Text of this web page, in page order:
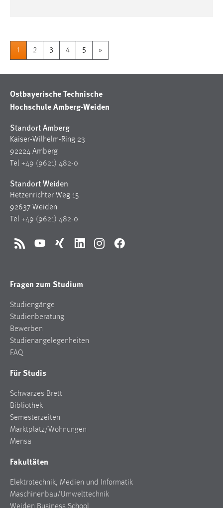
1 2 3 4 5 »
Ostbayerische Technische
Hochschule Amberg-Weiden
Standort Amberg
Kaiser-Wilhelm-Ring 23
92224 Amberg
Tel +49 (9621) 482-0
Standort Weiden
Hetzenrichter Weg 15
92637 Weiden
Tel +49 (9621) 482-0
RSS YouTubeXing LinkedInInstagramFacebook
Fragen zum Studium
Studiengänge
Studienberatung
Bewerben
Studienangelegenheiten
FAQ
Für Studis
Schwarzes Brett
Bibliothek
Semesterzeiten
Marktplatz/Wohnungen
Mensa
Fakultäten
Elektrotechnik, Medien und Informatik
Maschinenbau/Umwelttechnik